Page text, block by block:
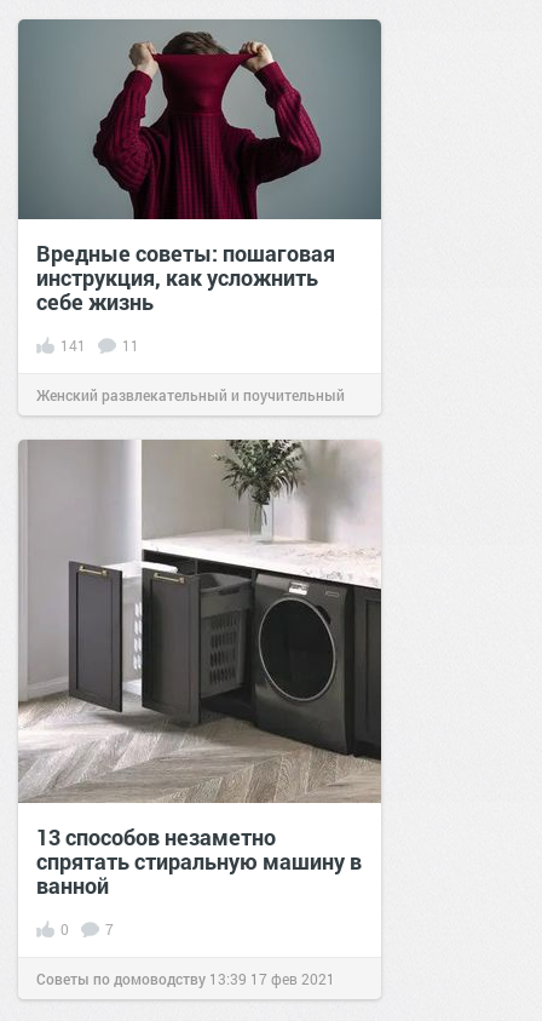
Вредные советы: пошаговая
инструкция, как усложнить
себе жизнь
141 11
Женский развлекательный и поучительный
сайт.21:2630 окт 2021
13 способов незаметно
спрятать стиральную машину в
ванной
0 7
Советы по домоводству 13:39 17 фев 2021